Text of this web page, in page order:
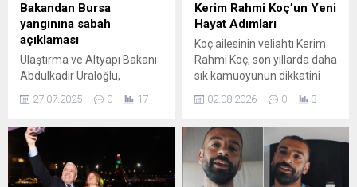
Bakandan Bursa
yangınına sabah
açıklaması
Ulaştırma ve Altyapı Bakanı
Abdulkadir Uraloğlu,
Bursa'daki yangınla ilgili,
sosyal medya hesabından
Harekat Merkezi'nde
bölgede devam eden
çalışmalar ve son durumla
27.07.2025 0 17
Kerim Rahmi Koç’un Yeni
Hayat Adımları
Koç ailesinin veliahtı Kerim
Rahmi Koç, son yıllarda daha
sık kamuoyunun dikkatini
çeken isimlerden biri haline
geldi. Ailesi tarafından özel
dikkat çekici anları sosyal
medyada geniş yankı
buluyor. Genç isim, lise
02.08.2026 0 3